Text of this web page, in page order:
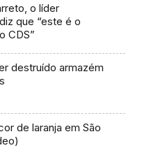
o líder
que “este é o
CDS”
destruído armazém
de laranja em São